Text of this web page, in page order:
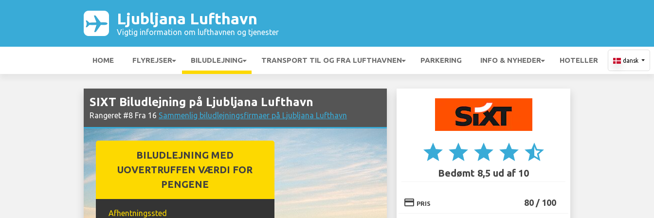
Ljubljana Lufthavn
Vigtig information om lufthavnen og tjenester
HOME FLYREJSER BILUDLEJNING TRANSPORT TIL OG FRA LUFTHAVNEN PARKERING INFO & NYHEDER HOTELLER dansk
SIXT Biludlejning på Ljubljana Lufthavn
Rangeret #8 Fra 16 Sammenlig biludlejningsfirmaer på Ljubljana Lufthavn
BILUDLEJNING MED
UOVERTRUFFEN VÆRDI FOR
PENGENE
Afhentningssted
star star star star star_half
Bedømt 8,5 ud af 10
credit_card PRIS 80 / 100